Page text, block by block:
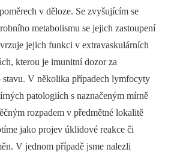
v děloze. Se zvyšujícím se
metabolismu se jejich zastoupení
jejich funkci v extravaskulárních
kterou je imunitní dozor za
V několika případech lymfocyty
patologiích s naznačeným mírně
rozpadem v předmětné lokalitě
jako projev úklidové reakce či
V jednom případě jsme nalezli